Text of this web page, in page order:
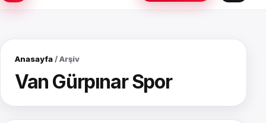
Anasayfa/ Arşiv
Van Gürpınar Spor